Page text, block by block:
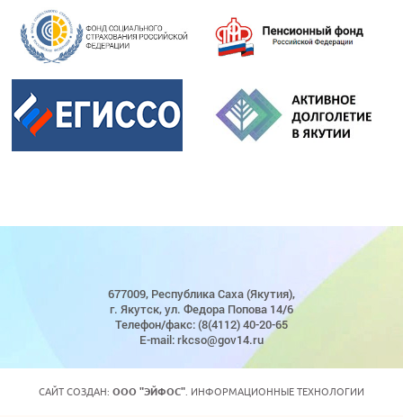
677009, Республика Саха (Якутия),
г. Якутск, ул. Федора Попова 14/6
Телефон/факс: (8(4112) 40-20-65
E-mail: rkcso@gov14.ru
САЙТ СОЗДАН: ООО "ЭЙФОС" . ИНФОРМАЦИОННЫЕ ТЕХНОЛОГИИ